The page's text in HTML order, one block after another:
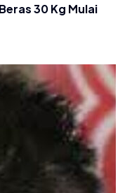
30 Kg Mulai